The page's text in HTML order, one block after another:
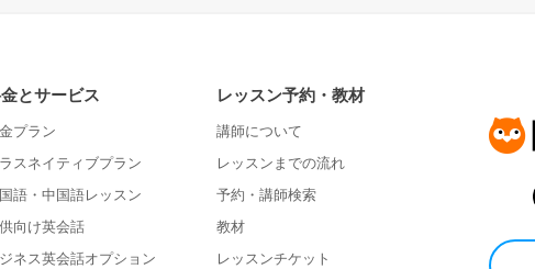
とサービス
プラン
スネイティブプラン
語・中国語レッスン
向け英会話
ネス英会話オプション
レッスン予約・教材
講師について
レッスンまでの流れ
予約・講師検索
教材
レッスンチケット